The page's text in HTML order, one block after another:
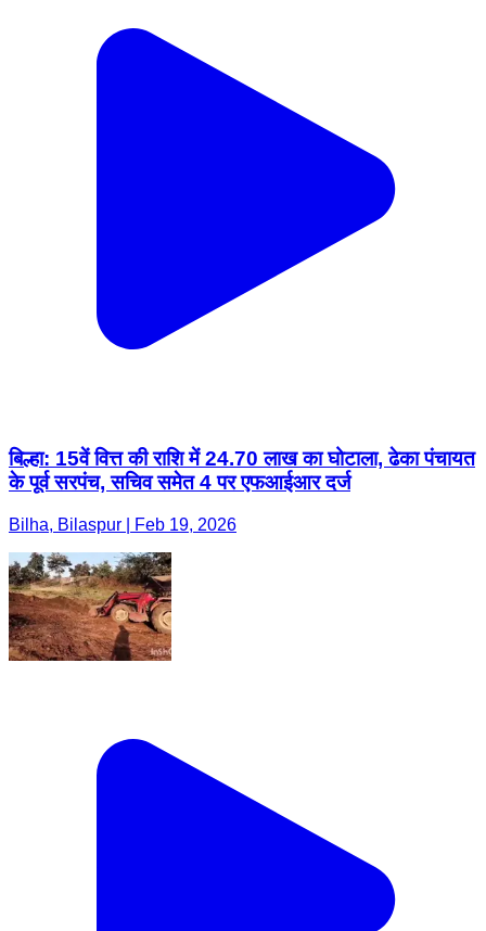
बिल्हा: 15वें वित्त की राशि में 24.70 लाख का घोटाला, ढेका पंचायत
के पूर्व सरपंच, सचिव समेत 4 पर एफआईआर दर्ज
Bilha, Bilaspur | Feb 19, 2026